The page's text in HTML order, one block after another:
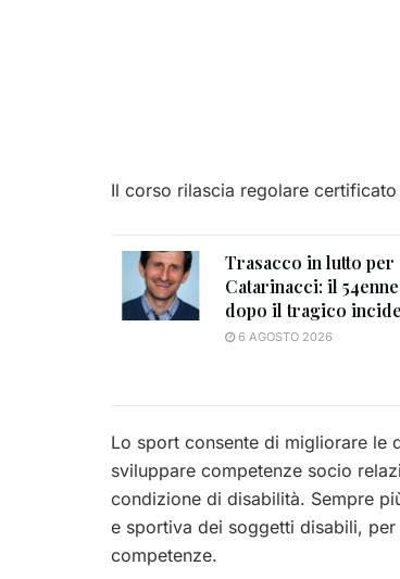
Il corso rilascia regolare
Trasacco in lutto per
Catarinacci: il
dopo il tragico
6 AGOSTO 2026
Lo sport consente di migliorare le
sviluppare competenze socio
condizione di disabilità. Sempre
e sportiva dei soggetti disabili,
competenze.